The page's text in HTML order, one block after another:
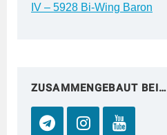
IV – 5928 Bi-Wing Baron
ZUSAMMENGEBAUT BEI…